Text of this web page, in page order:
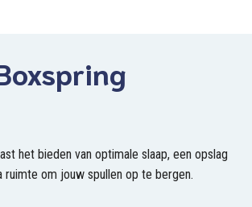
het bieden van optimale slaap, een opslag
om jouw spullen op te bergen.